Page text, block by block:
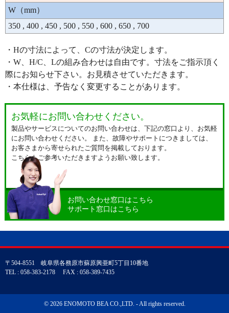
W（mm）
350 , 400 , 450 , 500 , 550 , 600 , 650 , 700
・Hの寸法によって、Cの寸法が決定します。
・W、H/C、Lの組み合わせは自由です。寸法をご指示頂く
際にお知らせ下さい。お見積させていただきます。
・本仕様は、予告なく変更することがあります。
お気軽にお問い合わせください。
製品やサービスについてのお問い合わせは、下記の窓口より、お気軽
にお問い合わせください。 また、故障やサポートにつきましては、
お客さまから寄せられたご質問を掲載しております。
こちらもご参考いただきますようお願い致します。
お問い合わせ窓口はこちら
サポート窓口はこちら
〒504-8551 岐阜県各務原市蘇原興亜町5丁目10番地
TEL : 058-383-2178 FAX : 058-389-7435
© 2026 ENOMOTO BEA CO.,LTD. - All rights reserved.